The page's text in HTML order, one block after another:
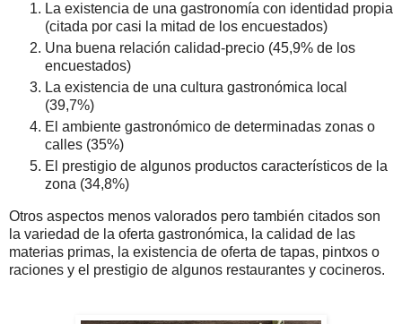
La existencia de una gastronomía con identidad propia
(citada por casi la mitad de los encuestados)
Una buena relación calidad-precio (45,9% de los
encuestados)
La existencia de una cultura gastronómica local
(39,7%)
El ambiente gastronómico de determinadas zonas o
calles (35%)
El prestigio de algunos productos característicos de la
zona (34,8%)
Otros aspectos menos valorados pero también citados son
la variedad de la oferta gastronómica, la calidad de las
materias primas, la existencia de oferta de tapas, pintxos o
raciones y el prestigio de algunos restaurantes y cocineros.